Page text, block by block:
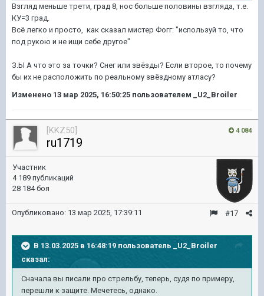
Взгляд меньше трети, град 8, нос больше половины взгляда, т.е.
КУ=3 град.
Всё легко и просто, как сказал мистер Фогг: "используй то, что
под рукою и не ищи себе другое"
З.Ы А что это за точки? Снег или звёзды? Если второе, то почему
бы их не расположить по реальному звёздному атласу?
Изменено 13 мар 2025, 16:50:25 пользователем _U2_Broiler
4 084
[KKZ50]
ru1719
Участник
4 189 публикаций
28 184 боя
#17
Опубликовано: 13 мар 2025, 17:39:11
В 13.03.2025 в 16:48:19 пользователь
_U2_Broiler
сказал:
Сначала вы писали про стрельбу, теперь, судя по примеру,
перешли к защите. Мечетесь, однако.